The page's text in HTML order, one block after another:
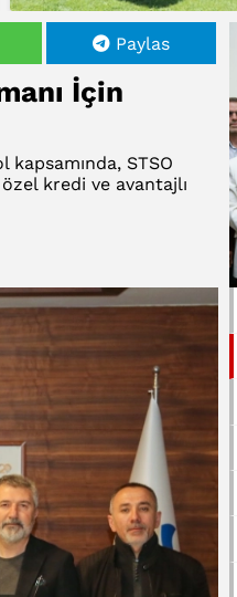
Paylas
İçin
STSO
kredi ve avantajlı